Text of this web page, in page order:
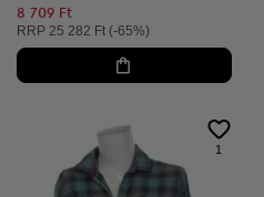
8 709 Ft
Ajánlott ár:
RRP 25 282 Ft (-65%)
1